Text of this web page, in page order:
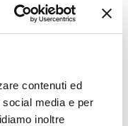
contenuti ed
media e per
inoltre
medico e giuridico
patrimonio
e
attraverso